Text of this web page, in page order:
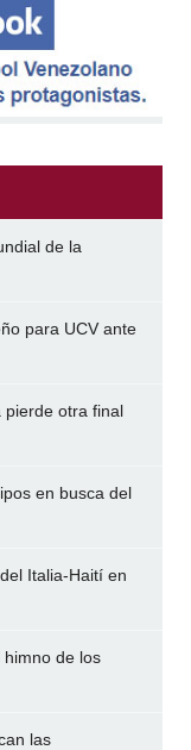
de la
para UCV ante
pierde otra final
en busca del
Italia-Haití en
himno de los
las